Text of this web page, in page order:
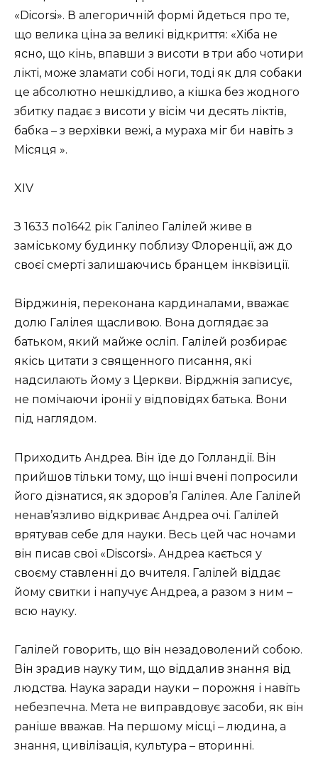
«Dicorsi». В алегоричній формі йдеться про те,
що велика ціна за великі відкриття: «Хіба не
ясно, що кінь, впавши з висоти в три або чотири
лікті, може зламати собі ноги, тоді як для собаки
це абсолютно нешкідливо, а кішка без жодного
збитку падає з висоти у вісім чи десять ліктів,
бабка – з верхівки вежі, а мураха міг би навіть з
Місяця ».
XIV
З 1633 по1642 рік Галілео Галілей живе в
заміському будинку поблизу Флоренції, аж до
своєї смерті залишаючись бранцем інквізиції.
Вірджинія, переконана кардиналами, вважає
долю Галілея щасливою. Вона доглядає за
батьком, який майже осліп. Галілей розбирає
якісь цитати з священного писання, які
надсилають йому з Церкви. Вірджнія записує,
не помічаючи іронії у відповідях батька. Вони
під наглядом.
Приходить Андреа. Він їде до Голландії. Він
прийшов тільки тому, що інші вчені попросили
його дізнатися, як здоров’я Галілея. Але Галілей
ненав’язливо відкриває Андреа очі. Галілей
врятував себе для науки. Весь цей час ночами
він писав свої «Discorsi». Андреа кається у
своєму ставленні до вчителя. Галілей віддає
йому свитки і напучує Андреа, а разом з ним –
всю науку.
Галілей говорить, що він незадоволений собою.
Він зрадив науку тим, що віддалив знання від
людства. Наука заради науки – порожня і навіть
небезпечна. Мета не виправдовує засоби, як він
раніше вважав. На першому місці – людина, а
знання, цивілізація, культура – вторинні.